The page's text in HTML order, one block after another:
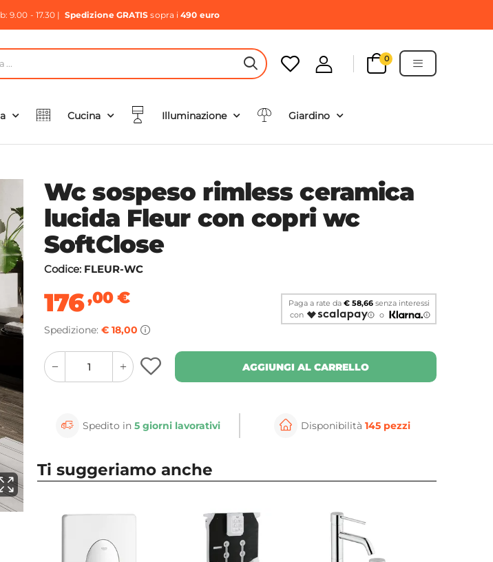
9.00 - 17.30 | Spedizione GRATIS sopra i490 euro
HEADER SEARCH BUTTON
0
Cucina Illuminazione Giardino
⚲ Clicca per ingrandire
Wc sospeso rimless ceramica
lucida Fleur con copri wc
SoftClose
Codice: FLEUR-WC
176,00€
Spedizione: € 18,00
Paga a rate da € 58,66senza interessi
con
o
quantity
button
quantity
minus
button
AGGIUNGI AL CARRELLO
Spedito in5 giorni lavorativi Disponibilità 145 pezzi
Ti suggeriamo anche